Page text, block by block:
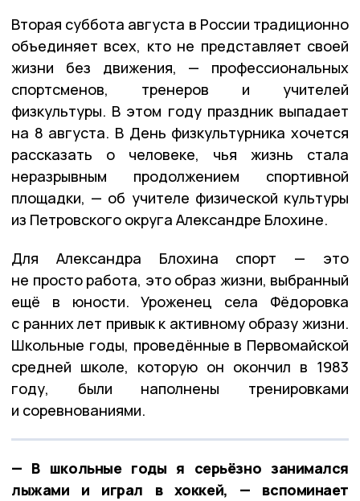
Вторая суббота августа в России традиционно
объединяет всех, кто не представляет своей
жизни без движения, — профессиональных
спортсменов, тренеров и учителей
физкультуры. В этом году праздник выпадает
на 8 августа. В День физкультурника хочется
рассказать о человеке, чья жизнь стала
неразрывным продолжением спортивной
площадки, — об учителе физической культуры
из Петровского округа Александре Блохине.
Для Александра Блохина спорт — это
не просто работа, это образ жизни, выбранный
ещё в юности. Уроженец села Фёдоровка
с ранних лет привык к активному образу жизни.
Школьные годы, проведённые в Первомайской
средней школе, которую он окончил в 1983
году, были наполнены тренировками
и соревнованиями.
— В школьные годы я серьёзно занимался
лыжами и играл в хоккей, — вспоминает